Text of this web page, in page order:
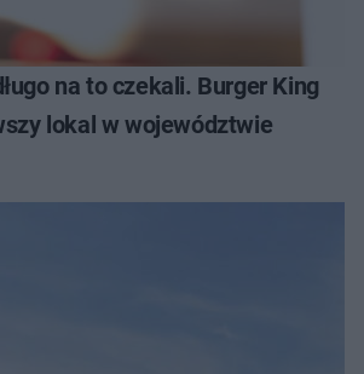
na to czekali. Burger King
lokal w województwie